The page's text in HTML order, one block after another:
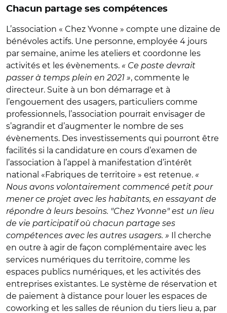
Chacun partage ses compétences
L’association « Chez Yvonne » compte une dizaine de
bénévoles actifs. Une personne, employée 4 jours
par semaine, anime les ateliers et coordonne les
activités et les évènements. « Ce poste devrait
passer à temps plein en 2021 », commente le
directeur. Suite à un bon démarrage et à
l’engouement des usagers, particuliers comme
professionnels, l’association pourrait envisager de
s’agrandir et d’augmenter le nombre de ses
évènements. Des investissements qui pourront être
facilités si la candidature en cours d’examen de
l’association à l’appel à manifestation d’intérêt
national «Fabriques de territoire » est retenue. «
Nous avons volontairement commencé petit pour
mener ce projet avec les habitants, en essayant de
répondre à leurs besoins. "Chez Yvonne" est un lieu
de vie participatif où chacun partage ses
compétences avec les autres usagers. » Il cherche
en outre à agir de façon complémentaire avec les
services numériques du territoire, comme les
espaces publics numériques, et les activités des
entreprises existantes. Le système de réservation et
de paiement à distance pour louer les espaces de
coworking et les salles de réunion du tiers lieu a, par